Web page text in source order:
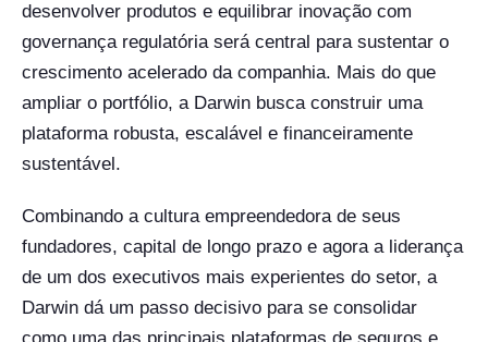
desenvolver produtos e equilibrar inovação com
governança regulatória será central para sustentar o
crescimento acelerado da companhia. Mais do que
ampliar o portfólio, a Darwin busca construir uma
plataforma robusta, escalável e financeiramente
sustentável.
Combinando a cultura empreendedora de seus
fundadores, capital de longo prazo e agora a liderança
de um dos executivos mais experientes do setor, a
Darwin dá um passo decisivo para se consolidar